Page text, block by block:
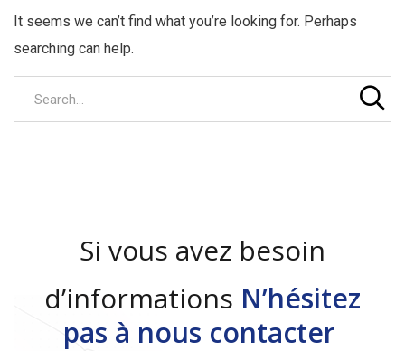
It seems we can’t find what you’re looking for. Perhaps
searching can help.
Si vous avez besoin
d’informations N’hésitez
pas à nous contacter